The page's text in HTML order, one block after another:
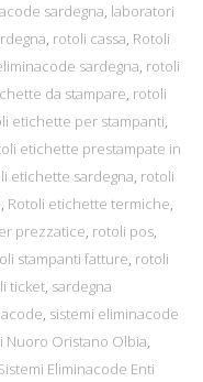
sardegna, laboratori
, rotoli cassa, Rotoli
sardegna, rotoli
da stampare, rotoli
etichette per stampanti,
etichette prestampate in
etichette sardegna, rotoli
, Rotoli etichette termiche,
prezzatice, rotoli pos,
stampanti fatture, rotoli
ticket, sardegna
, sistemi eliminacode
Nuoro Oristano Olbia,
Eliminacode Enti